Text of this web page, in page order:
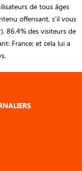
de tous âges
offensant, s'il vous
86.4% des visiteurs de
France; et cela lui a